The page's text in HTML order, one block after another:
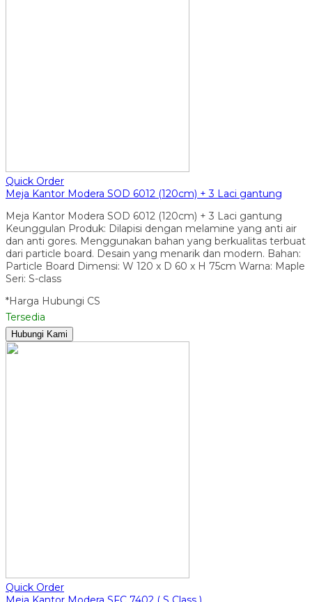
Quick Order
Meja Kantor Modera SOD 6012 (120cm) + 3 Laci gantung
Meja Kantor Modera SOD 6012 (120cm) + 3 Laci gantung
Keunggulan Produk: Dilapisi dengan melamine yang anti air
dan anti gores. Menggunakan bahan yang berkualitas terbuat
dari particle board. Desain yang menarik dan modern. Bahan:
Particle Board Dimensi: W 120 x D 60 x H 75cm Warna: Maple
Seri: S-class
*Harga Hubungi CS
Tersedia
Hubungi Kami
Quick Order